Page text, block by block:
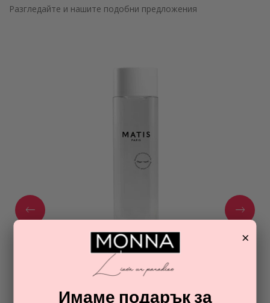
Разгледайте и нашите подобни предложения
×
Имаме подарък за